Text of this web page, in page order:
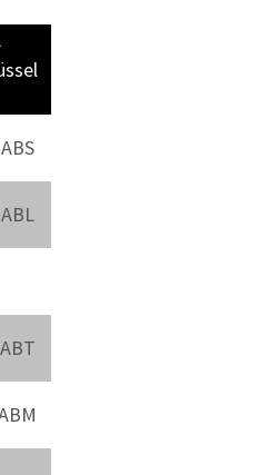
ABS
ABL
ABT